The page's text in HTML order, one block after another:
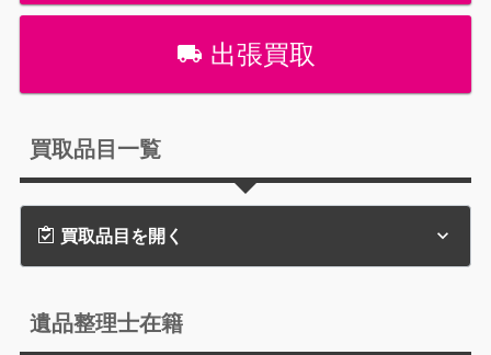
出張買取
買取品目一覧
買取品目を開く
遺品整理士在籍